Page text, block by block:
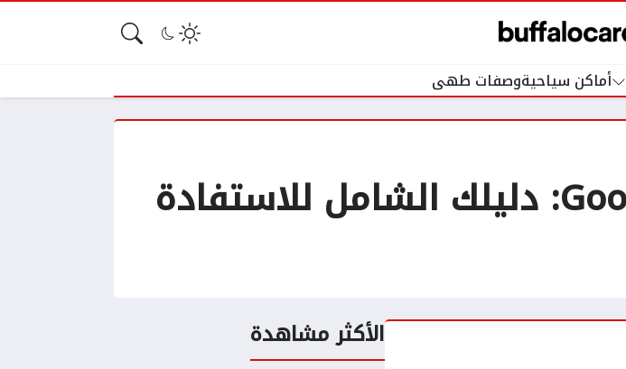
أماكن سياحيةوصفات طهى
مراجعة تطبيق Google Assistant: دليلك الشامل للاستفادة
الأكثر مشاهدة